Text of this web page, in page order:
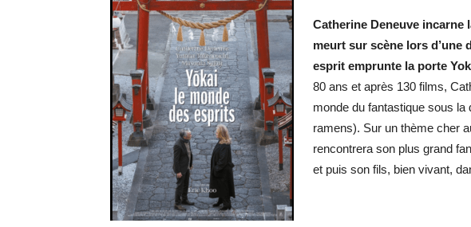
Catherine Deneuve incarne
meurt sur scène lors
esprit emprunte la porte
80 ans et après 130 films,
monde du fantastique sous la
ramens). Sur un thème cher
rencontrera son plus grand
et puis son fils, bien vivant,